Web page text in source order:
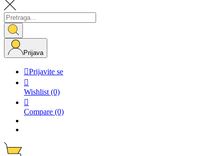
Prijava
Prijavite se

Wishlist (0)

Compare (0)